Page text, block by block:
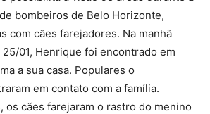
bombeiros de Belo Horizonte,
com cães farejadores. Na manhã
01, Henrique foi encontrado em
a sua casa. Populares o
em contato com a família.
os cães farejaram o rastro do menino